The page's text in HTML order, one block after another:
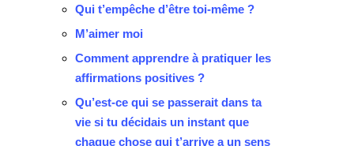
Qui t’empêche d’être toi-même ?
M’aimer moi
Comment apprendre à pratiquer les
affirmations positives ?
Qu’est-ce qui se passerait dans ta
vie si tu décidais un instant que
chaque chose qui t’arrive a un sens